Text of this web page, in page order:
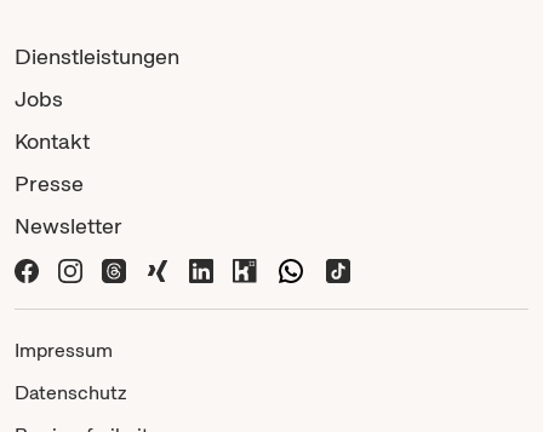
Dienstleistungen
Jobs
Kontakt
Presse
Newsletter
Impressum
Datenschutz